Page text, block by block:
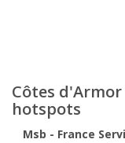
Côtes
hotspots
Msb - France